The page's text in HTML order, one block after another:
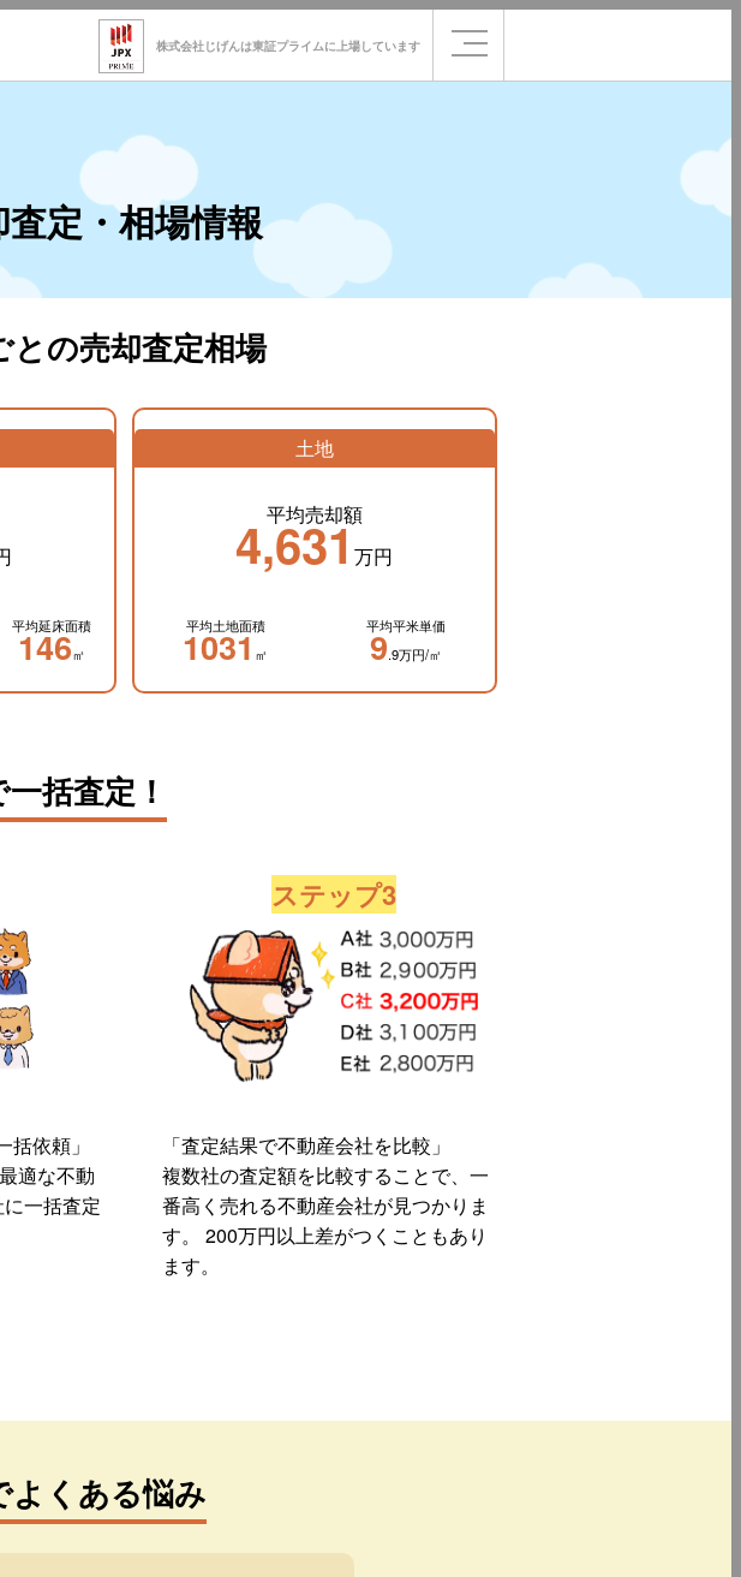
株式会社じげんは東証プライムに 上場しています
定・相場情報
の売却査定相場
平均延床面積
146㎡
土地
平均売却額
4,631万円
平均土地面積
1031㎡
平均平米単価
9.9万円/㎡
括査定！
括依頼」
適な不動
一括査定
ステップ3
「査定結果で不動産会社を比較」
複数社の査定額を比較することで、一
番高く売れる不動産会社が見つかりま
す。 200万円以上差がつくこともあり
ます。
よくある悩み